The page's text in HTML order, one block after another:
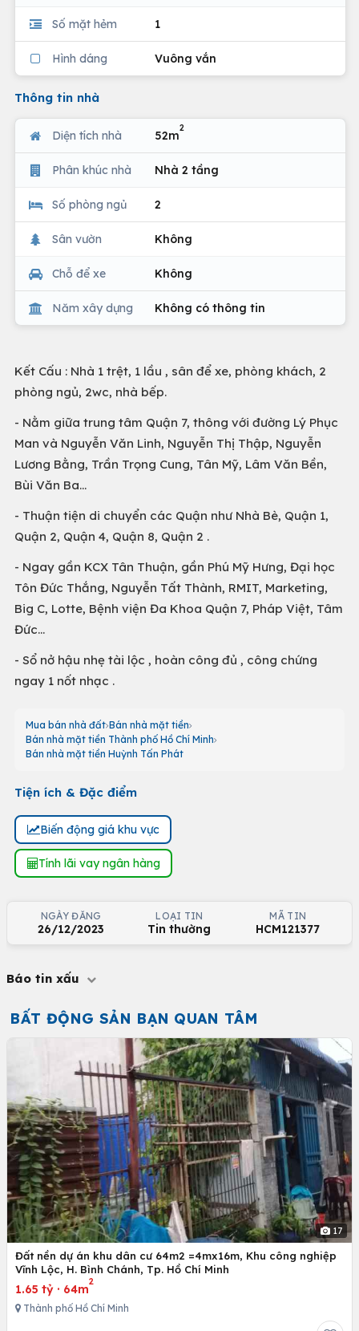
Số mặt hẻm 1
Hình dáng Vuông vắn
Thông tin nhà
Diện tích nhà 52m
2
Phân khúc nhà Nhà 2 tầng
Số phòng ngủ 2
Sân vườn Không
Chỗ để xe Không
Năm xây dựng Không có thông tin
Kết Cấu : Nhà 1 trệt, 1 lầu , sân để xe, phòng khách, 2
phòng ngủ, 2wc, nhà bếp.
- Nằm giữa trung tâm Quận 7, thông với đường Lý Phục
Man và Nguyễn Văn Linh, Nguyễn Thị Thập, Nguyễn
Lương Bằng, Trần Trọng Cung, Tân Mỹ, Lâm Văn Bền,
Bùi Văn Ba...
- Thuận tiện di chuyển các Quận như Nhà Bè, Quận 1,
Quận 2, Quận 4, Quận 8, Quận 2 .
- Ngay gần KCX Tân Thuận, gần Phú Mỹ Hưng, Đại học
Tôn Đức Thắng, Nguyễn Tất Thành, RMIT, Marketing,
Big C, Lotte, Bệnh viện Đa Khoa Quận 7, Pháp Việt, Tâm
Đức...
- Sổ nở hậu nhẹ tài lộc , hoàn công đủ , công chứng
ngay 1 nốt nhạc .
Mua bán nhà đất Bán nhà mặt tiền
Bán nhà mặt tiền Thành phố Hồ Chí Minh
Bán nhà mặt tiền Huỳnh Tấn Phát
Tiện ích & Đặc điểm
Biến động giá khu vực
Tính lãi vay ngân hàng
NGÀY ĐĂNG
26/12/2023
LOẠI TIN
Tin thường
MÃ TIN
HCM121377
Báo tin xấu
BẤT ĐỘNG SẢN BẠN QUAN TÂM
17
Đất nền dự án khu dân cư 64m2 =4mx16m, Khu công nghiệp
Vĩnh Lộc, H. Bình Chánh, Tp. Hồ Chí Minh
1.65 tỷ · 64m
2
Thành phố Hồ Chí Minh